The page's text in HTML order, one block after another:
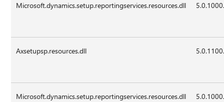
Microsoft.dynamics.setup.reportingservices.resources.dll
Axsetupsp.resources.dll
Microsoft.dynamics.setup.reportingservices.resources.dll